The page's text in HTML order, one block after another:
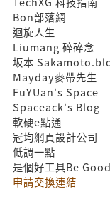
Bon部落網
迴旋人生
Liumang 碎碎念
坂本
Mayday麥帶先生
FuYUan's Space
Spaceack's Blog
軟硬e點通
冠均網頁設計公司
低調一點
是個好工具Be
申請交換連結